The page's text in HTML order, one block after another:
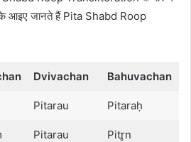
के आइए जानते हैं Pita Shabd Roop
Dvivachan Bahuvachan
Pitarau Pitaraḥ
Pitarau Pitr̥n